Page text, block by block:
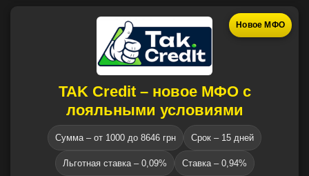
Новое МФО
TAK Credit – новое МФО с
лояльными условиями
Сумма – от 1000 до 8646 грн Срок – 15 дней
Льготная ставка – 0,09% Ставка – 0,94%